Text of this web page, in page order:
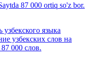
87 000 ortiq so'z bor.
языка
узбекских слов на
000 слов.